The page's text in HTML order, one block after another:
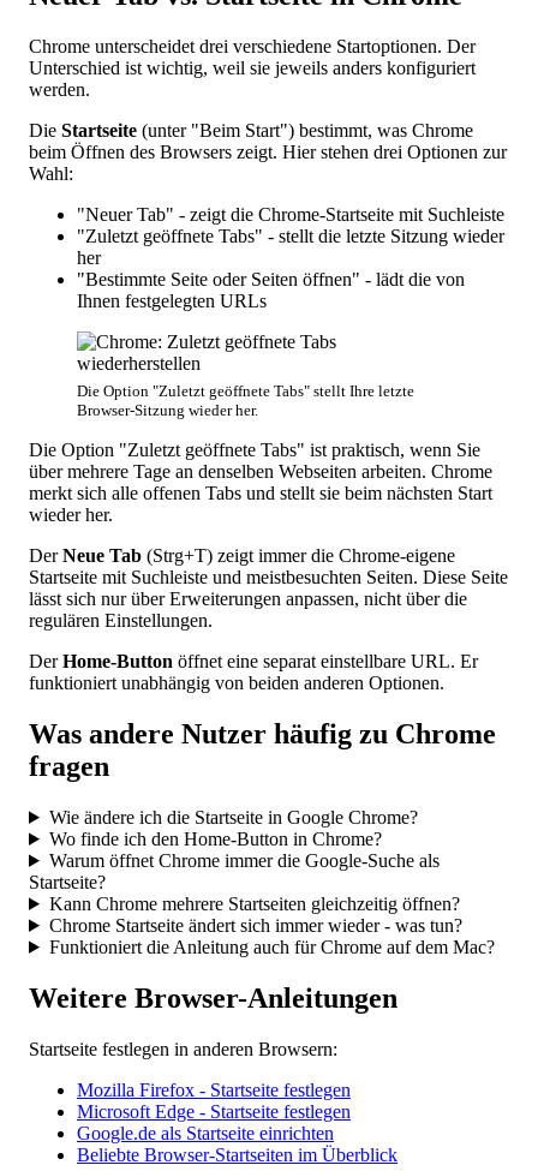
Chrome unterscheidet drei verschiedene Startoptionen. Der
Unterschied ist wichtig, weil sie jeweils anders konfiguriert
werden.
Die Startseite (unter "Beim Start") bestimmt, was Chrome
beim Öffnen des Browsers zeigt. Hier stehen drei Optionen zur
Wahl:
"Neuer Tab" - zeigt die Chrome-Startseite mit Suchleiste
"Zuletzt geöffnete Tabs" - stellt die letzte Sitzung wieder
her
"Bestimmte Seite oder Seiten öffnen" - lädt die von
Ihnen festgelegten URLs
Die Option "Zuletzt geöffnete Tabs" stellt Ihre letzte
Browser-Sitzung wieder her.
Die Option "Zuletzt geöffnete Tabs" ist praktisch, wenn Sie
über mehrere Tage an denselben Webseiten arbeiten. Chrome
merkt sich alle offenen Tabs und stellt sie beim nächsten Start
wieder her.
DerNeue Tab (Strg+T) zeigt immer die Chrome-eigene
Startseite mit Suchleiste und meistbesuchten Seiten. Diese Seite
lässt sich nur über Erweiterungen anpassen, nicht über die
regulären Einstellungen.
DerHome-Button öffnet eine separat einstellbare URL. Er
funktioniert unabhängig von beiden anderen Optionen.
Was andere Nutzer häufig zu Chrome
fragen
Wie ändere ich die Startseite in Google Chrome?
Wo finde ich den Home-Button in Chrome?
Warum öffnet Chrome immer die Google-Suche als
Startseite?
Kann Chrome mehrere Startseiten gleichzeitig öffnen?
Chrome Startseite ändert sich immer wieder - was tun?
Funktioniert die Anleitung auch für Chrome auf dem Mac?
Weitere Browser-Anleitungen
Startseite festlegen in anderen Browsern:
Mozilla Firefox - Startseite festlegen
Microsoft Edge - Startseite festlegen
Google.de als Startseite einrichten
Beliebte Browser-Startseiten im Überblick